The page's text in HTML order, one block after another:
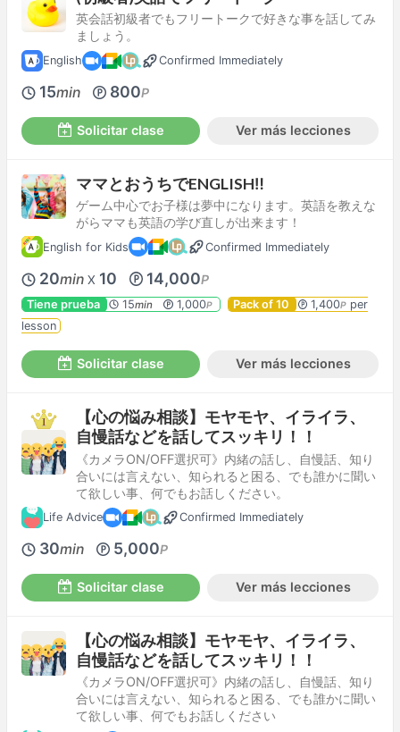
英会話初級者でもフリートークで好きな事を話してみ
ましょう。
English Confirmed Immediately
15min 800P
Solicitar clase Ver más lecciones
ママとおうちでENGLISH‼
ゲーム中心でお子様は夢中になります。英語を教えな
がらママも英語の学び直しが出来ます！
English for Kids Confirmed Immediately
20min X 10 14,000P
Tiene prueba 15min 1,000P Pack of 10 1,400Pper
lesson
Solicitar clase Ver más lecciones
【心の悩み相談】モヤモヤ、イライラ、
自慢話などを話してスッキリ！！
《カメラON/OFF選択可》内緒の話し、自慢話、知り
合いには言えない、知られると困る、でも誰かに聞い
て欲しい事、何でもお話しください。
Life Advice Confirmed Immediately
30min 5,000P
Solicitar clase Ver más lecciones
【心の悩み相談】モヤモヤ、イライラ、
自慢話などを話してスッキリ！！
《カメラON/OFF選択可》内緒の話し、自慢話、知り
合いには言えない、知られると困る、でも誰かに聞い
て欲しい事、何でもお話しください